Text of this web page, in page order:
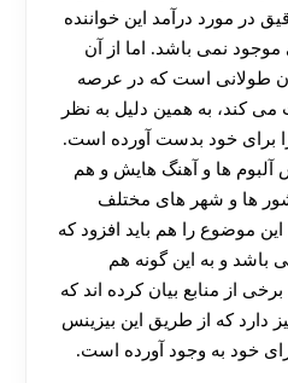
در مورد درآمد این خواننده
موجود نمی باشد. اما از آن
طولانی است که در عرصه
کند، به همین دلیل به نظر
برای خود بدست آورده است.
ها و آهنگ هایش و هم
ها و شهر های مختلف
موضوع را هم باید افزود که
باشد و به این گونه هم
از منابع بیان کرده اند که
دارد که از طریق این بیزینس
خود به وجود آورده است.